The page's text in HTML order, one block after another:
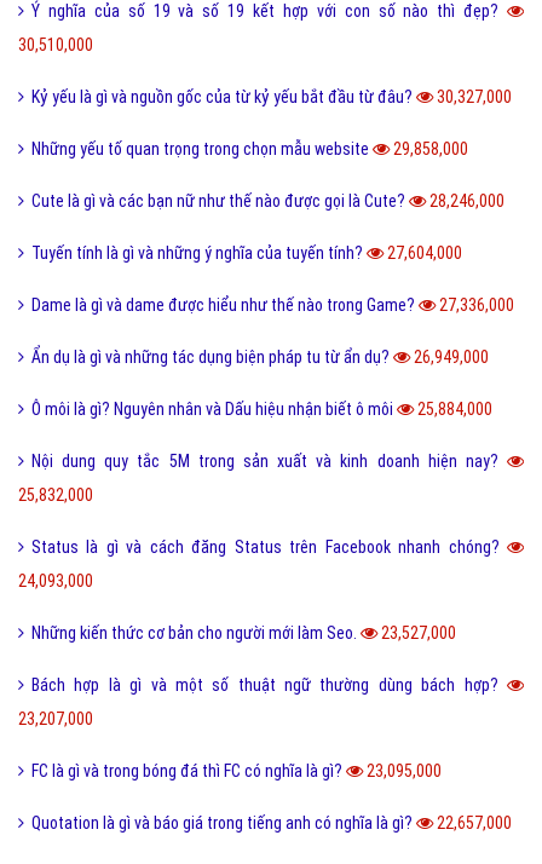
Ý nghĩa của số 19 và số 19 kết hợp với con số nào thì đẹp?
30,510,000
Kỷ yếu là gì và nguồn gốc của từ kỷ yếu bắt đầu từ đâu? 30,327,000
Những yếu tố quan trọng trong chọn mẫu website 29,858,000
Cute là gì và các bạn nữ như thế nào được gọi là Cute? 28,246,000
Tuyến tính là gì và những ý nghĩa của tuyến tính? 27,604,000
Dame là gì và dame được hiểu như thế nào trong Game? 27,336,000
Ẩn dụ là gì và những tác dụng biện pháp tu từ ẩn dụ? 26,949,000
Ô môi là gì? Nguyên nhân và Dấu hiệu nhận biết ô môi 25,884,000
Nội dung quy tắc 5M trong sản xuất và kinh doanh hiện nay?
25,832,000
Status là gì và cách đăng Status trên Facebook nhanh chóng?
24,093,000
Những kiến thức cơ bản cho người mới làm Seo. 23,527,000
Bách hợp là gì và một số thuật ngữ thường dùng bách hợp?
23,207,000
FC là gì và trong bóng đá thì FC có nghĩa là gì? 23,095,000
Quotation là gì và báo giá trong tiếng anh có nghĩa là gì? 22,657,000